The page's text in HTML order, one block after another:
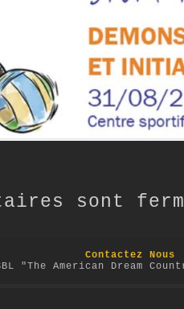
sont
Contactez Nous
"The American Dream